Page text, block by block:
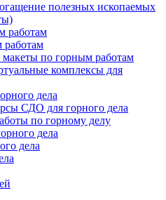
полезных ископаемых
работам
по горным работам
комплексы для
дела
СДО для горного дела
по горному делу
дела
дела